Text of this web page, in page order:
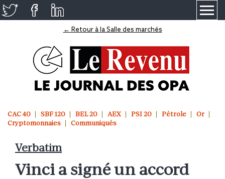
← Retour à la Salle des marchés
CAC 40 SBF 120 BEL 20 AEX PSI 20 Pétrole
Or
Cryptomonnaies
Communiqués
Verbatim
Vinci a signé un accord